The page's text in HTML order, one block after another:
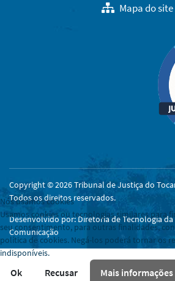
Mapa do site
Copyright © 2026 Tribunal de Justiça do
Todos os direitos reservados.
Desenvolvido por: Diretoria de Tecnologia
Comunicação
Nós usamos cookies
Usamos cookies ou tecnologias similares para
seu consentimento, para outras finalidades,
política de cookies. Negá-los poderá tornar os
indisponíveis.
Ok Recusar Mais informações